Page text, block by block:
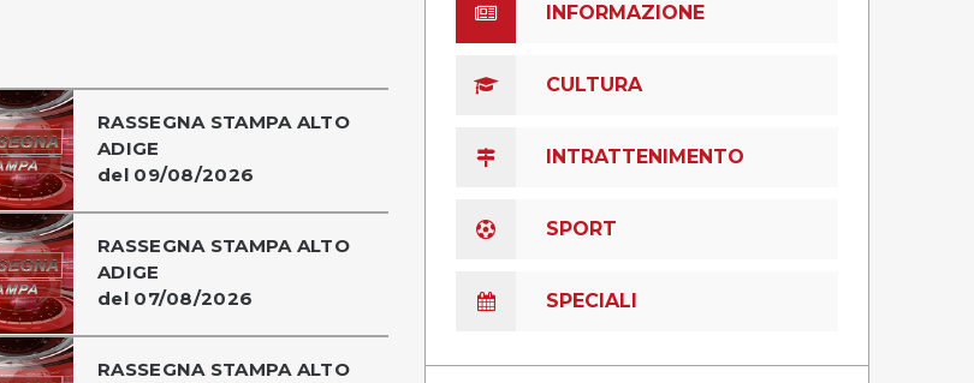
RASSEGNA STAMPA ALTO
ADIGE
del 09/08/2026
RASSEGNA STAMPA ALTO
ADIGE
del 07/08/2026
RASSEGNA STAMPA ALTO
INFORMAZIONE
CULTURA
INTRATTENIMENTO
SPORT
SPECIALI